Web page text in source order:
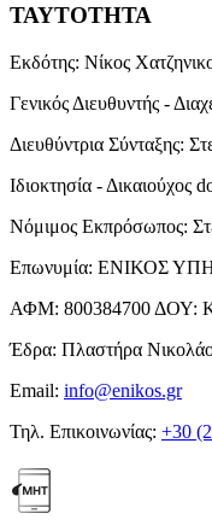
ΤΑΥΤΟΤΗΤΑ
Εκδότης: Νίκος
Γενικός Διευθυντής -
Διευθύντρια Σύνταξης:
Ιδιοκτησία - Δικαιούχος
Νόμιμος Εκπρόσωπος:
Επωνυμία: ΕΝΙΚΟΣ
ΑΦΜ: 800384700 ΔΟΥ:
Έδρα: Πλαστήρα
Email: info@enikos.gr
Τηλ. Επικοινωνίας: +30